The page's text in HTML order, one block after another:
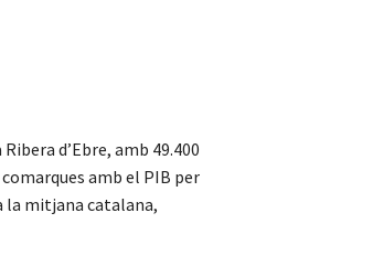
d’Ebre, amb 49.400
amb el PIB per
la mitjana catalana,